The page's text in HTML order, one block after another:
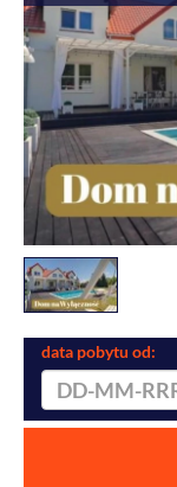
data pobytu od: